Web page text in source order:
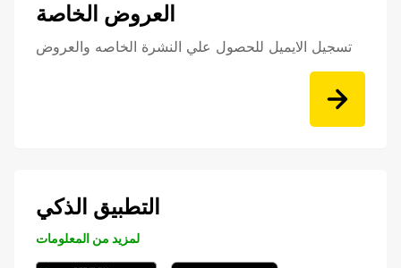
العروض الخاصة
تسجيل الايميل للحصول علي النشرة الخاصه والعروض
التطبيق الذكي
لمزيد من المعلومات